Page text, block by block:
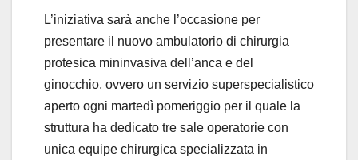
L’iniziativa sarà anche l’occasione per
presentare il nuovo ambulatorio di chirurgia
protesica mininvasiva dell’anca e del
ginocchio, ovvero un servizio superspecialistico
aperto ogni martedì pomeriggio per il quale la
struttura ha dedicato tre sale operatorie con
unica equipe chirurgica specializzata in